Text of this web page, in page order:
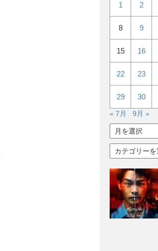
1 2
8 9
15 16
22 23
29 30
« 7月
9月 »
ー
イ
ブ
テ
ゴ
ー